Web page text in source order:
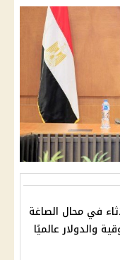
في محال الصاغة
والدولار عالميًا